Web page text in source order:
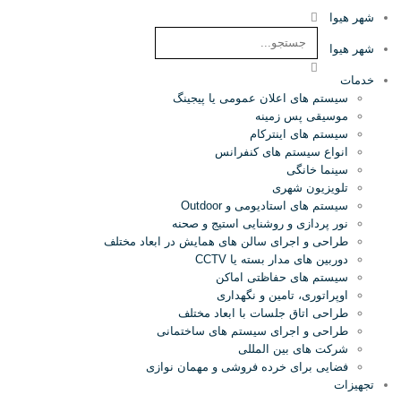
شهر هیوا
شهر هیوا
خدمات
سیستم های اعلان عمومی یا پیجینگ
موسیقی پس زمینه
سیستم های اینترکام
انواع سیستم های کنفرانس
سینما خانگی
تلویزیون شهری
سیستم های استادیومی و Outdoor
نور پردازی و روشنایی استیج و صحنه
طراحی و اجرای سالن های همایش در ابعاد مختلف
دوربین های مدار بسته یا CCTV
سیستم های حفاظتی اماکن
اوپراتوری، تامین و نگهداری
طراحی اتاق جلسات با ابعاد مختلف
طراحی و اجرای سیستم های ساختمانی
شرکت های بین المللی
فضایی برای خرده فروشی و مهمان نوازی
تجهیزات